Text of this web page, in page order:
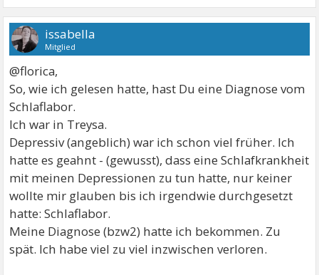
issabella
Mitglied
@florica,
So, wie ich gelesen hatte, hast Du eine Diagnose vom
Schlaflabor.
Ich war in Treysa.
Depressiv (angeblich) war ich schon viel früher. Ich
hatte es geahnt - (gewusst), dass eine Schlafkrankheit
mit meinen Depressionen zu tun hatte, nur keiner
wollte mir glauben bis ich irgendwie durchgesetzt
hatte: Schlaflabor.
Meine Diagnose (bzw2) hatte ich bekommen. Zu
spät. Ich habe viel zu viel inzwischen verloren.